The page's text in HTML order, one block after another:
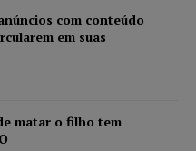
com conteúdo
em suas
matar o filho tem